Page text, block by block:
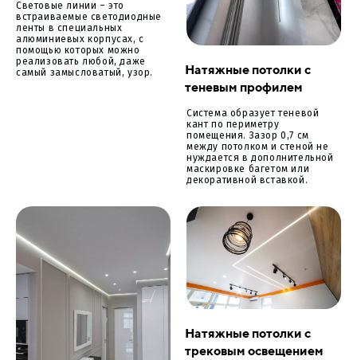
Световые линии – это
встраиваемые светодиодные
ленты в специальных
алюминиевых корпусах, с
помощью которых можно
реализовать любой, даже
самый замысловатый, узор.
Натяжные потолки с
теневым профилем
Система образует теневой
кант по периметру
помещения. Зазор 0,7 см
между потолком и стеной не
нуждается в дополнительной
маскировке багетом или
декоративной вставкой.
Натяжные потолки с
трековым освещением